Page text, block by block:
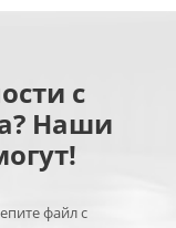
с
Наши
файл с